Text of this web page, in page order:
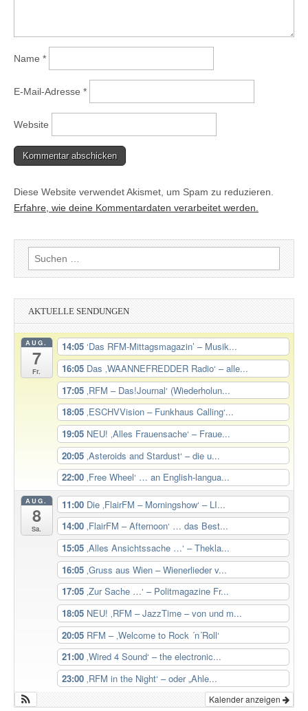
Name *
E-Mail-Adresse *
Website
Diese Website verwendet Akismet, um Spam zu reduzieren.
Erfahre, wie deine Kommentardaten verarbeitet werden.
Suchen
nach:
AKTUELLE SENDUNGEN
AUG.
7
Fr.
14:05 ‘Das RFM-Mittagsmagazin’ – Musik...
16:05 Das ‚WAANNEFREDDER Radio‘ – alle...
17:05 ‚RFM – Das!Journal‘ (Wiederholun...
18:05 ‚ESCHVVision – Funkhaus Calling‘...
19:05 NEU! ‚Alles Frauensache‘ – Fraue...
20:05 ‚Asteroids and Stardust‘ – die u...
22:00 ‚Free Wheel‘ … an English-langua...
AUG.
8
Sa.
11:00 Die ‚FlairFM – Morningshow‘ – LI...
14:00 ‚FlairFM – Afternoon‘ … das Best...
15:05 ‚Alles Ansichtssache …‘ – Thekla...
16:05 ‚Gruss aus Wien – Wienerlieder v...
17:05 ‚Zur Sache …‘ – Politmagazine Fr...
18:05 NEU! ‚RFM – JazzTime – von und m...
20:05 RFM – ‚Welcome to Rock ´n´Roll‘
21:00 ‚Wired 4 Sound‘ – the electronic...
23:00 ‚RFM in the Night‘ – oder „Ahle...
Kalender anzeigen